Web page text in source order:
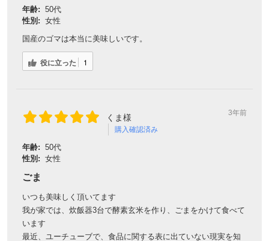
年齢: 50代
性別: 女性
国産のゴマは本当に美味しいです。
役に立った 1
くま様
購入確認済み
3年前
年齢: 50代
性別: 女性
ごま
いつも美味しく頂いてます
我が家では、炊飯器3台で酵素玄米を作り、ごまをかけて食べて
います
最近、ユーチューブで、食品に関する表に出ていない現実を知